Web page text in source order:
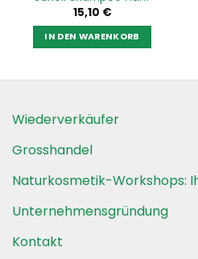
15,10 €
IN DEN WARENKORB
Wiederverkäufer
Grosshandel
Naturkosmetik-Workshops:
Unternehmensgründung
Kontakt